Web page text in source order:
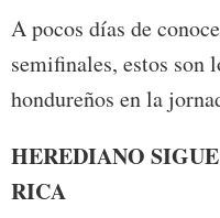
A pocos días de
semifinales, estos son
hondureños en la
HEREDIANO
RICA